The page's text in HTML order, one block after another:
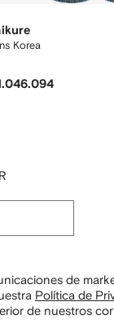
Korea
de
Política de
de nuestros